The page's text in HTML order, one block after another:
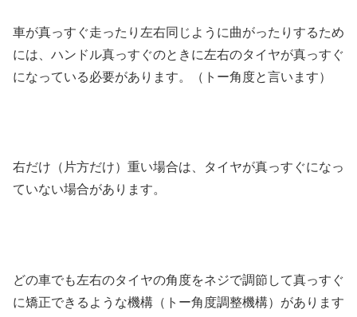
車が真っすぐ走ったり左右同じように曲がったりするため
には、ハンドル真っすぐのときに左右のタイヤが真っすぐ
になっている必要があります。（トー角度と言います）
右だけ（片方だけ）重い場合は、タイヤが真っすぐになっ
ていない場合があります。
どの車でも左右のタイヤの角度をネジで調節して真っすぐ
に矯正できるような機構（トー角度調整機構）があります